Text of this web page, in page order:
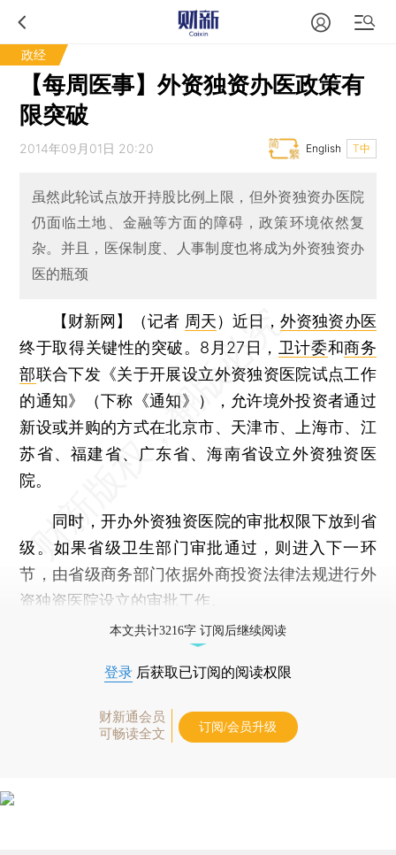
政经
【每周医事】外资独资办医政策有
限突破
2014年09月01日 20:20 T中
English
虽然此轮试点放开持股比例上限，但外资独资办医院
仍面临土地、金融等方面的障碍，政策环境依然复
杂。并且，医保制度、人事制度也将成为外资独资办
医的瓶颈
【财新网】（记者 周天） 近日，外资独资办医
终于取得关键性的突破。8月27日， 卫计委和商务
部联合下发《关于开展设立外资独资医院试点工作
的通知》（下称《通知》），允许境外投资者通过
新设或并购的方式在北京市、天津市、上海市、江
苏省、福建省、广东省、海南省设立外资独资医
院。
同时，开办外资独资医院的审批权限下放到省
级。如果省级卫生部门审批通过，则进入下一环
节，由省级商务部门依据外商投资法律法规进行外
资独资医院设立的审批工作。
本文共计3216字 订阅后继续阅读
登录 后获取已订阅的阅读权限
财新通会员
可畅读全文
订阅/会员升级